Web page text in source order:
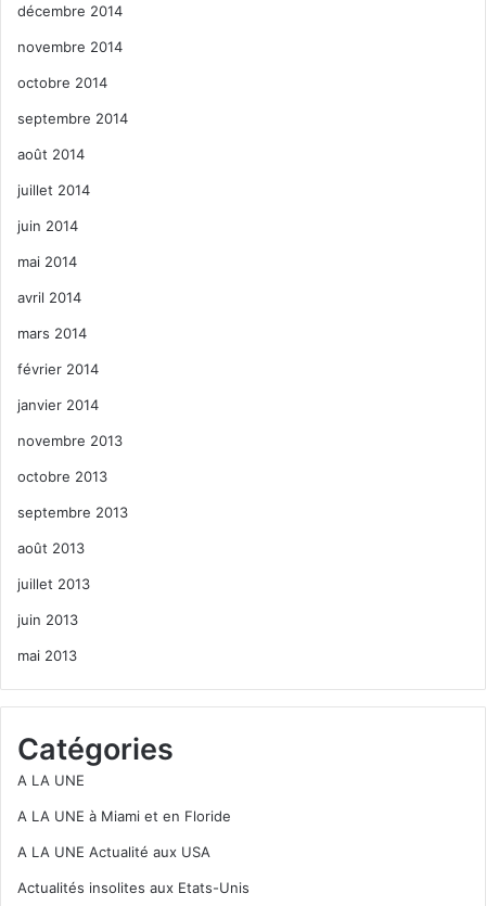
décembre 2014
novembre 2014
octobre 2014
septembre 2014
août 2014
juillet 2014
juin 2014
mai 2014
avril 2014
mars 2014
février 2014
janvier 2014
novembre 2013
octobre 2013
septembre 2013
août 2013
juillet 2013
juin 2013
mai 2013
Catégories
A LA UNE
A LA UNE à Miami et en Floride
A LA UNE Actualité aux USA
Actualités insolites aux Etats-Unis